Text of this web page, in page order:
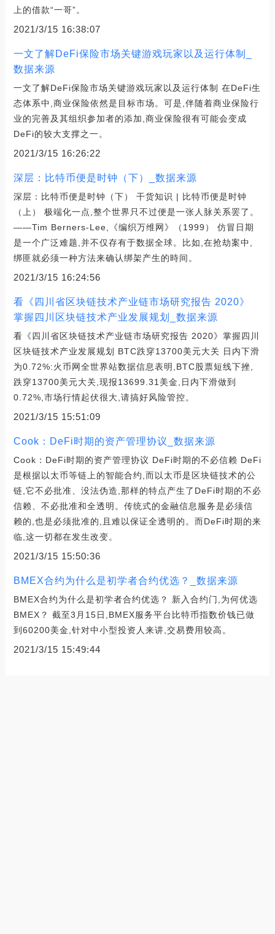
上的借款“一哥”。
2021/3/15 16:38:07
一文了解DeFi保险市场关键游戏玩家以及运行体制_
数据来源
一文了解DeFi保险市场关键游戏玩家以及运行体制 在DeFi生
态体系中,商业保险依然是目标市场。可是,伴随着商业保险行
业的完善及其组织参加者的添加,商业保险很有可能会变成
DeFi的较大支撑之一。
2021/3/15 16:26:22
深层：比特币便是时钟（下）_数据来源
深层：比特币便是时钟（下） 干货知识 | 比特币便是时钟
（上） 极端化一点,整个世界只不过便是一张人脉关系罢了。
——Tim Berners-Lee,《编织万维网》（1999） 仿冒日期
是一个广泛难题,并不仅存有于数据全球。比如,在抢劫案中,
绑匪就必须一种方法来确认绑架产生的時间。
2021/3/15 16:24:56
看《四川省区块链技术产业链市场研究报告 2020》
掌握四川区块链技术产业发展规划_数据来源
看《四川省区块链技术产业链市场研究报告 2020》掌握四川
区块链技术产业发展规划 BTC跌穿13700美元大关 日内下滑
为0.72%:火币网全世界站数据信息表明,BTC股票短线下挫,
跌穿13700美元大关,现报13699.31美金,日内下滑做到
0.72%,市场行情起伏很大,请搞好风险管控。
2021/3/15 15:51:09
Cook：DeFi时期的资产管理协议_数据来源
Cook：DeFi时期的资产管理协议 DeFi时期的不必信赖 DeFi
是根据以太币等链上的智能合约,而以太币是区块链技术的公
链,它不必批准、没法伪造,那样的特点产生了DeFi时期的不必
信赖、不必批准和全透明。传统式的金融信息服务是必须信
赖的,也是必须批准的,且难以保证全透明的。而DeFi时期的来
临,这一切都在发生改变。
2021/3/15 15:50:36
BMEX合约为什么是初学者合约优选？_数据来源
BMEX合约为什么是初学者合约优选？ 新入合约门,为何优选
BMEX？ 截至3月15日,BMEX服务平台比特币指数价钱已做
到60200美金,针对中小型投资人来讲,交易费用较高。
2021/3/15 15:49:44